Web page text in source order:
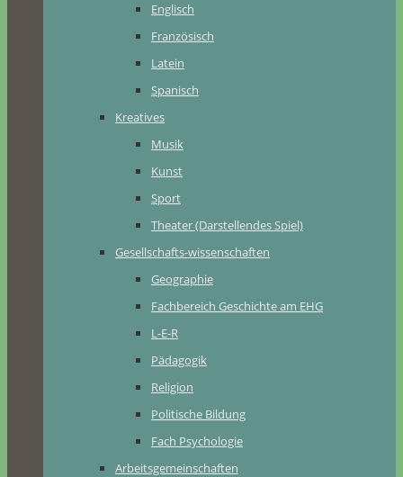
Englisch
Französisch
Latein
Spanisch
Kreatives
Musik
Kunst
Sport
Theater (Darstellendes Spiel)
Gesellschafts-wissenschaften
Geographie
Fachbereich Geschichte am EHG
L-E-R
Pädagogik
Religion
Politische Bildung
Fach Psychologie
Arbeitsgemeinschaften